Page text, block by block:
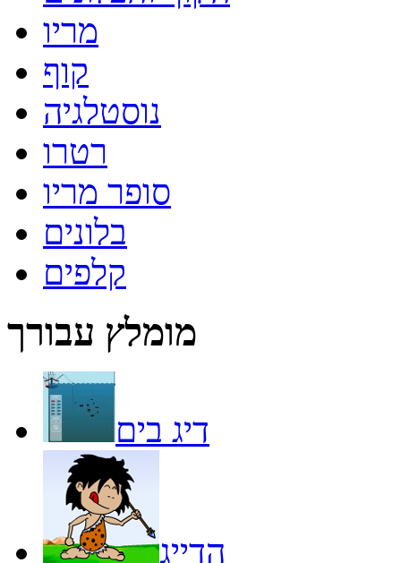
מריו
קוף
נוסטלגיה
רטרו
סופר מריו
בלונים
קלפים
מומלץ עבורך
דיג בים
הדייג